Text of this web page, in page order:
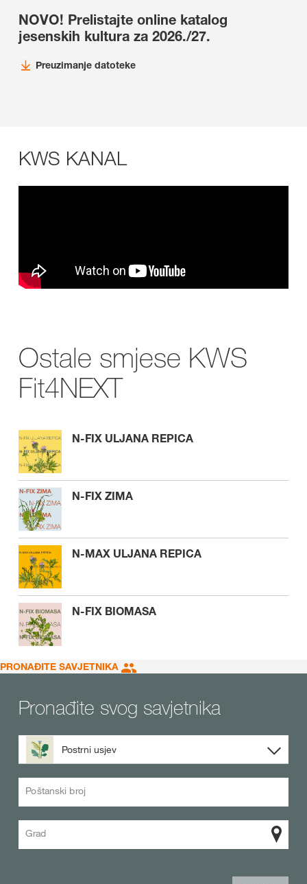
NOVO! Prelistajte online katalog
jesenskih kultura za 2026./27.
Preuzimanje datoteke
KWS KANAL
Ostale smjese KWS
Fit4NEXT
N-FIX ULJANA REPICA
N-FIX ZIMA
N-MAX ULJANA REPICA
N-FIX BIOMASA
PRONAĐITE SAVJETNIKA
Pronađite svog savjetnika
Postrni usjev
Poštanski broj
Grad